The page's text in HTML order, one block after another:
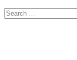
Search
for: